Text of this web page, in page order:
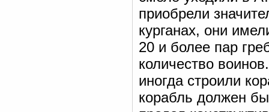
приобрели
курганах, они
20 и более пар
количество
иногда строили
корабль должен